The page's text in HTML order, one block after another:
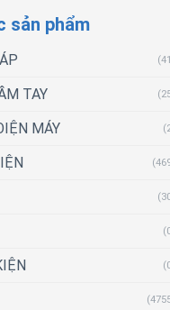
sản phẩm
TAY
MÁY